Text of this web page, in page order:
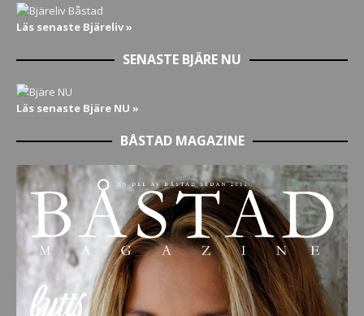
Läs senaste Bjäreliv »
SENASTE BJÄRE NU
Läs senaste Bjäre NU »
BÅSTAD MAGAZINE